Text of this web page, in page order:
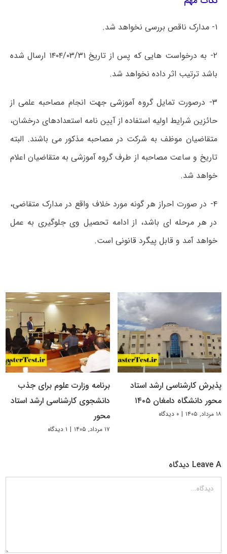
۱- ﻣﺪﺍﺭﮎ ﻧﺎﻗﺺ ﺑﺮﺭﺳﯽ ﻧﺨﻮﺍﻫﺪ ﺷﺪ.
۲- ﺑﻪ ﺩﺭﺧﻮﺍﺳﺖ ﻫﺎﯾﯽ ﮐﻪ ﭘﺲ ﺍﺯ ﺗﺎﺭﯾﺦ ۱۴۰۴/۰۳/۳۱ ﺍﺭﺳﺎﻝ ﺷﺪﻩ
ﺑﺎﺷﺪ ﺗﺮﺗﯿﺐ ﺍﺛﺮ ﺩﺍﺩﻩ ﻧﺨﻮﺍﻫﺪ ﺷﺪ.
۳- ﺩﺭﺻﻮﺭﺕ ﺗﻤﺎﯾﻞ ﮔﺮﻭﻩ ﺁﻣﻮﺯﺷﯽ ﺟﻬﺖ ﺍﻧﺠﺎﻡ ﻣﺼﺎﺣﺒﻪ ﻋﻠﻤﯽ ﺍﺯ
ﺣﺎﺋﺰﯾﻦ ﺷﺮﺍﯾﻂ ﺍﻭﻟﯿﻪ ﺍﺳﺘﻔﺎﺩﻩ ﺍﺯ ﺁﯾﯿﻦ ﻧﺎﻣﻪ ﺍﺳﺘﻌﺪﺍﺩﻫﺎﯼ ﺩﺭﺧﺸﺎﻥ،
ﻣﺘﻘﺎﺿﯿﺎﻥ ﻣﻮﻇﻒ ﺑﻪ ﺷﺮﮐﺖ ﺩﺭ ﻣﺼﺎﺣﺒﻪ ﻣﺬﮐﻮﺭ ﻣﯽ ﺑﺎﺷﻨﺪ. ﺍﻟﺒﺘﻪ
ﺗﺎﺭﯾﺦ ﻭ ﺳﺎﻋﺖ ﻣﺼﺎﺣﺒﻪ ﺍﺯ ﻃﺮﻑ ﮔﺮﻭﻩ ﺁﻣﻮﺯﺷﯽ ﺑﻪ متقاضیان اعلام
ﺧﻮﺍﻫﺪ ﺷﺪ.
۴- ﺩﺭ ﺻﻮﺭﺕ ﺍﺣﺮﺍﺯ ﻫﺮ ﮔﻮﻧﻪ مورد ﺧﻼﻑ ﻭﺍﻗﻊ ﺩﺭ ﻣﺪﺍﺭﮎ متقاضی،
ﺩﺭ ﻫﺮ ﻣﺮﺣﻠﻪ ﺍﯼ باشد، ﺍﺯ ﺍﺩﺍﻣﻪ ﺗﺤﺼﯿﻞ ﻭﯼ ﺟﻠﻮﮔﯿﺮﯼ به عمل
ﺧﻮﺍﻫﺪ ﺁﻣﺪ ﻭ ﻗﺎﺑﻞ ﭘﯿﮕﺮﺩ ﻗﺎﻧﻮﻧﯽ ﺍﺳﺖ.
پذیرش کارشناسی ارشد استاد
محور دانشگاه دامغان ۱۴۰۵
۱۸ مرداد, ۱۴۰۵ | ۰ دیدگاه
برنامه وزارت علوم برای جذب
دانشجوی کارشناسی ارشد استاد
محور
۱۷ مرداد, ۱۴۰۵ | ۱ دیدگاه
Leave A دیدگاه
دیدگاه